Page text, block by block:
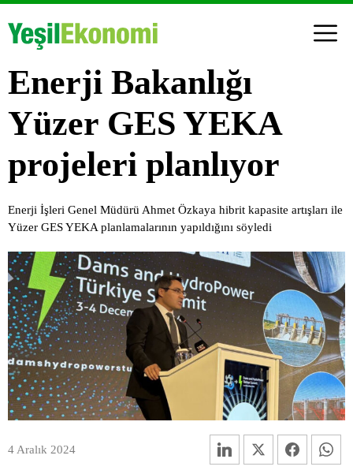
Enerji Bakanlığı
Yüzer GES YEKA
projeleri planlıyor
Enerji İşleri Genel Müdürü Ahmet Özkaya hibrit kapasite artışları ile
Yüzer GES YEKA planlamalarının yapıldığını söyledi
4 Aralık 2024